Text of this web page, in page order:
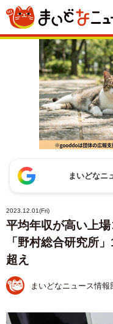
まいどなニ
2023.12.01(Fri)
平均年収が高い上
「野村総合研究所
超え
まいどなニュース情報